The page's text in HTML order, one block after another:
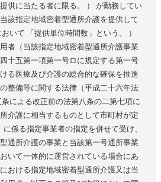
供に当たる者に限る。 ） が勤務してい
該指定地域密着型通所介護を提供して
いて 「提供単位時間数」という。 ）
者（当該指定地域密着型通所介護事業
十五第一項第一号ロに規定する第一号
る医療及び介護の総合的な確保を推進
整備等に関する法律（平成二十六年法
による改正前の法第八条の二第七項に
介護に相当するものとして市町村が定
係る指定事業者の指定を併せて受け、
通所介護の事業と当該第一号通所事業
いて一体的に運営されている場合にあ
おける指定地域密着型通所介護又は当